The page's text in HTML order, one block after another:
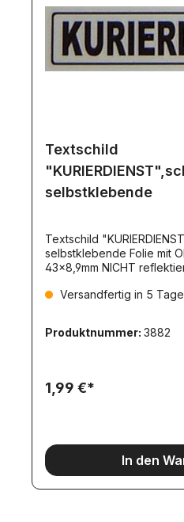
Textschild
selbstklebende
Textschild
selbstklebende Folie mit
43x8,9mm NICHT
Versandfertig in 5
Produktnummer: 3882
1,99 €*
In den